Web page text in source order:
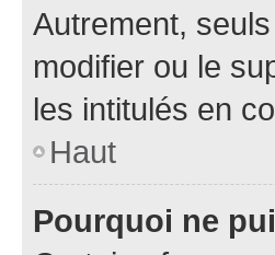
Autrement,
modifier ou le
les intitulés en
Haut
Pourquoi ne